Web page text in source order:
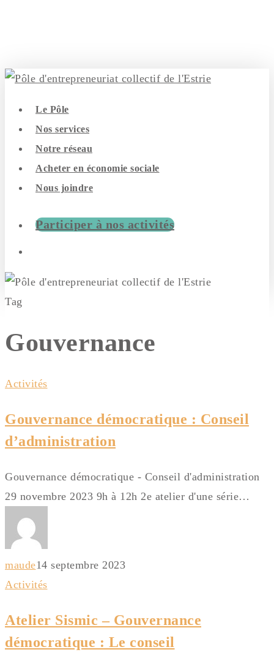
content
search
Menu
Le Pôle
Nos services
Notre réseau
Acheter en économie sociale
Nous joindre
Participer à nos activités
Tag
Gouvernance
Activités
Gouvernance démocratique : Conseil
d’administration
Gouvernance démocratique - Conseil d'administration
29 novembre 2023 9h à 12h 2e atelier d'une série…
maude14 septembre 2023
Activités
Atelier Sismic – Gouvernance
démocratique : Le conseil